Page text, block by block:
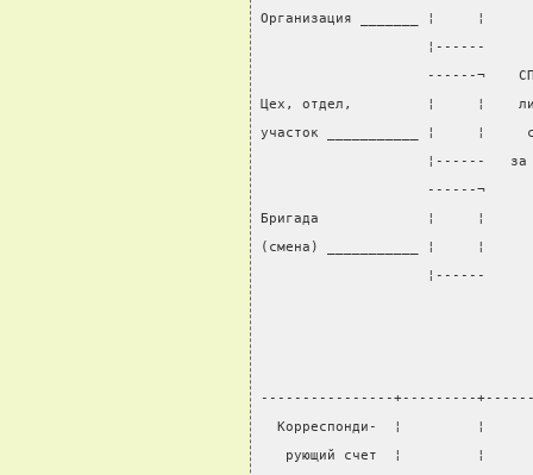
Организация _______ ¦     ¦
                    ¦------
------¬
Цех, отдел,         ¦     ¦    лиц,
участок ___________ ¦     ¦
¦------   за
                    ------¬
Бригада             ¦     ¦
(смена) ___________ ¦     ¦
¦------
----------------+---------
Корреспонди-  ¦         ¦
рующий счет  ¦         ¦